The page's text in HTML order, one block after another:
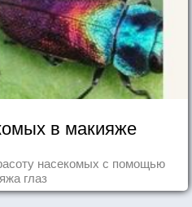
в макияже
насекомых с помощью
глаз